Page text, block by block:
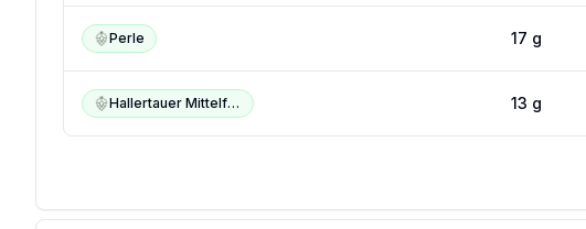
Perle 17 g
Hallertauer Mittelfrüh 13 g